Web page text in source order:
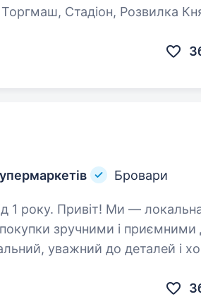
Стадіон, Розвилка
Бровари
мережа
зручними і приємними
уважний до деталей і